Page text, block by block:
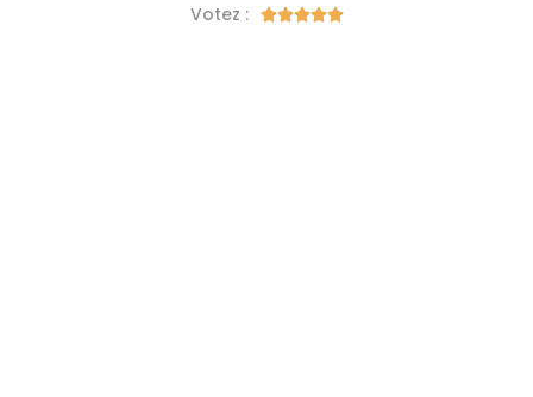
Votez : 